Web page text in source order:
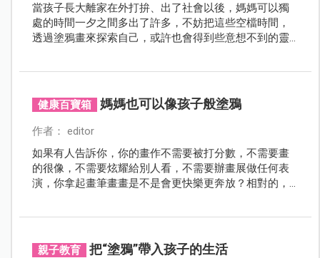
當孩子長大離家在外打拚、出了社會以後，媽媽可以獨
處的時間一夕之間多出了許多，不妨把這些空檔時間，
透過塗鴉畫來探索自己，或許也會得到些意想不到的靈
健康百寶箱 媽媽也可以像孩子般塗鴉
作者： editor
如果有人告訴你，你的畫作不需要被打分數，不需要畫
的很像，不需要炫耀給別人看，不需要辦畫展做任何表
演，你拿起畫筆畫畫是不是會更快樂更奔放？相對的，
親子教育
把“塗鴉”帶入孩子的生活